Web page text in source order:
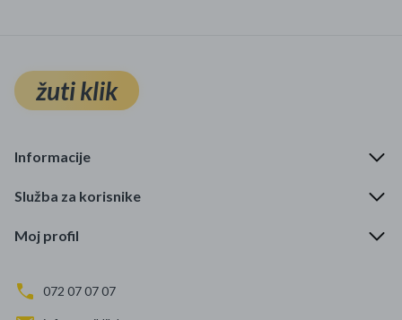
žuti klik
Informacije
Služba za korisnike
Moj profil
072 07 07 07